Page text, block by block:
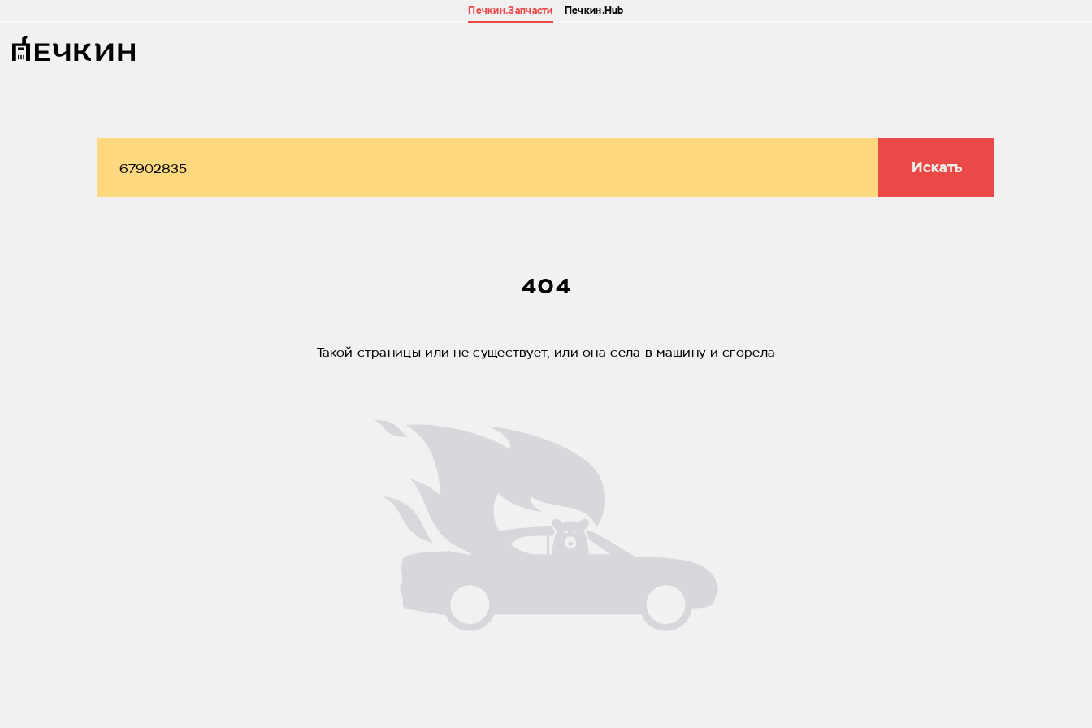
Печкин.Запчасти Печкин.Hub
Искать
404
Такой страницы или не существует, или она села в машину и сгорела